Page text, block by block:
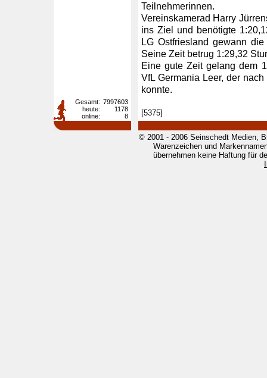
Teilnehmerinnen.
Vereinskamerad Harry
ins Ziel und benötigte
LG Ostfriesland gewann
Seine Zeit betrug 1:29,32
Eine gute Zeit gelang dem
VfL Germania Leer, der
konnte.
[5375]
Gesamt: 7997603
heute:
1178
online:
8
© 2001 - 2006 Seinschedt Medien,
Warenzeichen und
übernehmen keine Haftung für